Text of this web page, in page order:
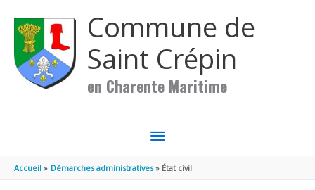
Commune de
Saint Crépin
en Charente Maritime
MENU
PRINCIPAL
Accueil Démarches administratives État civil